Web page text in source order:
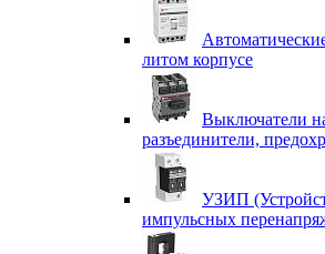
литом корпусе
Выключатели
разъединители,
УЗИП
импульсных